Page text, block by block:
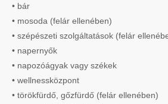
• bár
• mosoda (felár ellenében)
• szépészeti szolgáltatások (felár
• napernyők
• napozóágyak vagy székek
• wellnessközpont
• törökfürdő, gőzfürdő (felár ellenében)